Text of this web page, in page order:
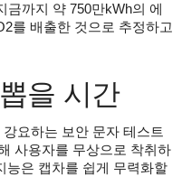
금까지 약 750만kWh의 에
를 배출한 것으로 추정하고
을 시간
요하는 보안 문자 테스트
사용자를 무상으로 착취하
능은 캡차를 쉽게 무력화할